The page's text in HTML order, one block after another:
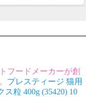
フードメーカーが創
プレスティージ 猫用
粒 400g (35420) 10